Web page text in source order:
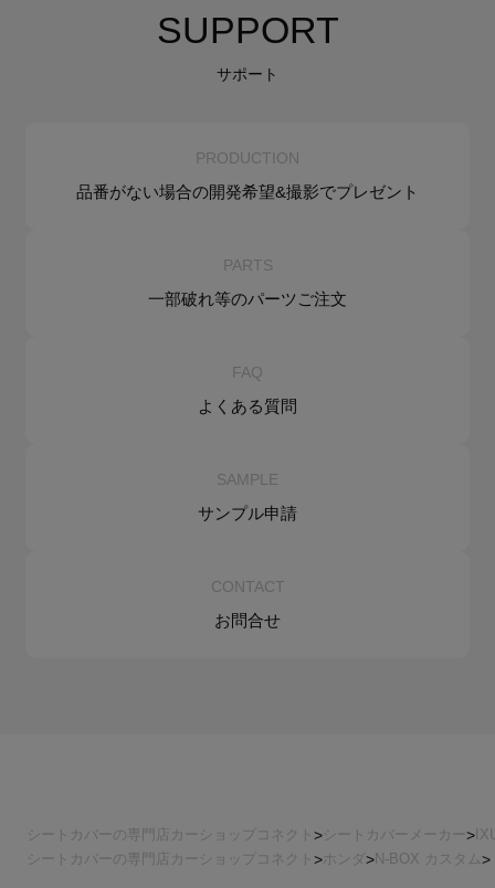
SUPPORT
サポート
PRODUCTION
品番がない場合の開発希望&撮影でプレゼント
PARTS
一部破れ等のパーツご注文
FAQ
よくある質問
SAMPLE
サンプル申請
CONTACT
お問合せ
シートカバーの専門店カーショップコネクト シートカバーメーカー
シートカバーの専門店カーショップコネクト
ホンダ N-BOX カスタム